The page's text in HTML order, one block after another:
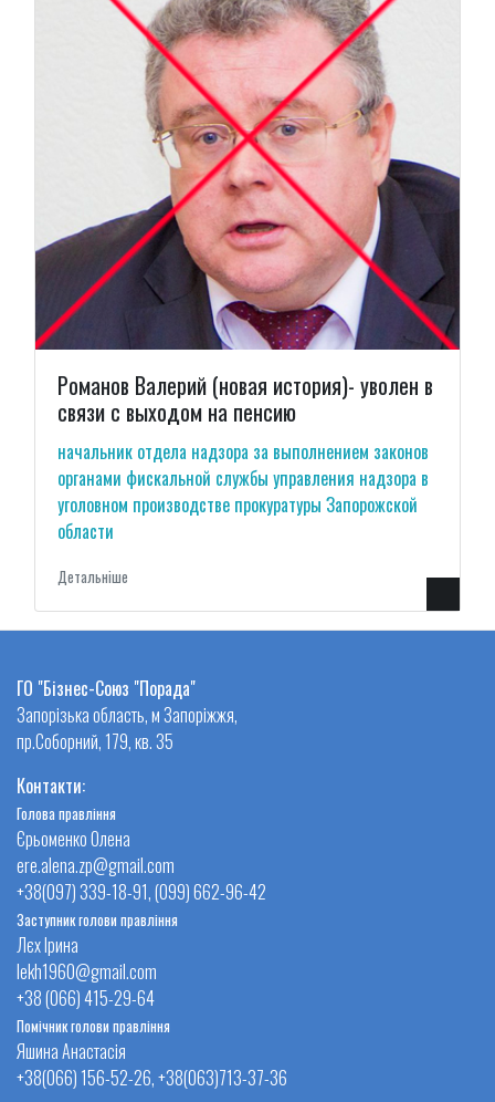
Романов Валерий (новая история)- уволен в
связи с выходом на пенсию
начальник отдела надзора за выполнением законов
органами фискальной службы управления надзора в
уголовном производстве прокуратуры Запорожской
области
Детальнiше
ГО "Бізнес-Союз "Порада"
Запорізька область, м Запоріжжя,
пр.Соборний, 179, кв. 35
Контакти:
Голова правління
Єрьоменко Олена
ere.alena.zp@gmail.com
+38(097) 339-18-91, (099) 662-96-42
Заступник голови правління
Лєх Ірина
lekh1960@gmail.com
+38 (066) 415-29-64
Помічник голови правління
Яшина Анастасія
+38(066) 156-52-26, +38(063)713-37-36